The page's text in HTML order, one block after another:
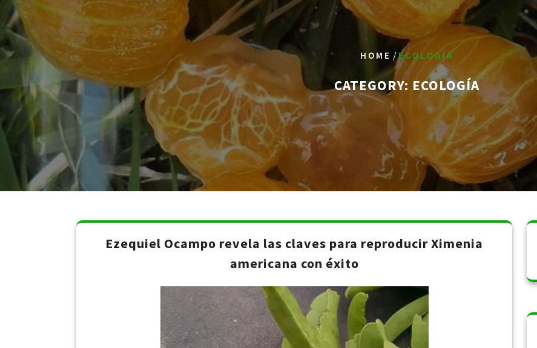
HOME /ECOLOGÍA
CATEGORY: ECOLOGÍA
Ezequiel Ocampo revela las claves para reproducir Ximenia
americana con éxito